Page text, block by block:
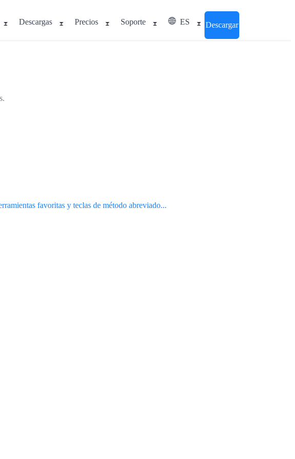
Descargas Precios Soporte ES Descargar
favoritas y teclas de método abreviado...